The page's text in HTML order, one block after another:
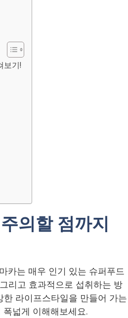
보기!
의할 점까지
카는 매우 인기 있는 슈퍼푸드
리고 효과적으로 섭취하는 방
라이프스타일을 만들어 가는
넓게 이해해보세요.